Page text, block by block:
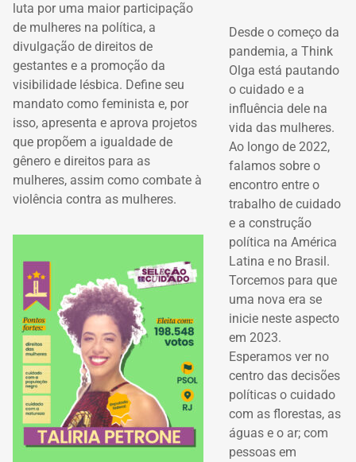
luta por uma maior participação
de mulheres na política, a
divulgação de direitos de
gestantes e a promoção da
visibilidade lésbica. Define seu
mandato como feminista e, por
isso, apresenta e aprova projetos
que propõem a igualdade de
gênero e direitos para as
mulheres, assim como combate à
violência contra as mulheres.
Desde o começo da
pandemia, a Think
Olga está pautando
o cuidado e a
influência dele na
vida das mulheres.
Ao longo de 2022,
falamos sobre o
encontro entre o
trabalho de cuidado
e a construção
política na América
Latina e no Brasil.
Torcemos para que
uma nova era se
inicie neste aspecto
em 2023.
Esperamos ver no
centro das decisões
políticas o cuidado
com as florestas, as
águas e o ar; com
pessoas em